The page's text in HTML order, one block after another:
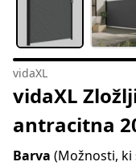
vidaXL
vidaXL
antracitna
Barva (Možnosti, ki